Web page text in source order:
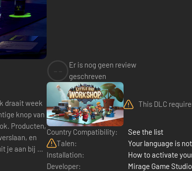
knop van
Producten,
en
Er is nog geen review
geschreven
This DLC
Country Compatibility:
See the list
Talen:
Your language is
Installation:
How to activate
Developer:
Mirage Game